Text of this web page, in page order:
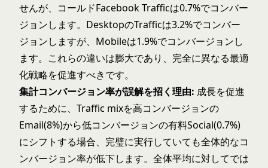
せんが、コールドFacebook Trafficは0.7%でコンバー
ジョンします。DesktopのTrafficは3.2%でコンバー
ジョンしますが、Mobileは1.9%でコンバージョンし
ます。これらの違いは膨大であり、完全に異なる最適
化戦略を促進すべきです。
集計コンバージョン率が誤解を招く理由: 成長を促進
するために、Traffic mixを高コンバージョンの
Email(8%)から低コンバージョンの有料Social(0.7%)
にシフトする場合、完璧に実行していても全体的なコ
ンバージョン率が低下します。全体平均に対してでは